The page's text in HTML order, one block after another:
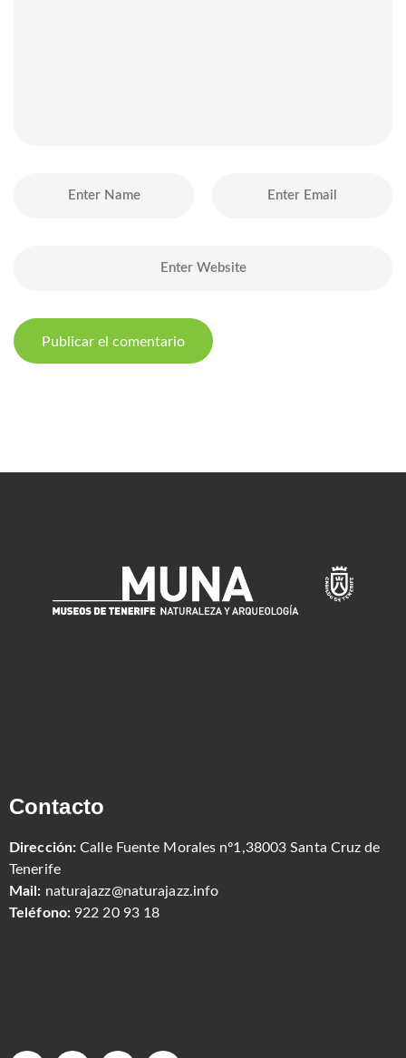
Contacto
Dirección: Calle Fuente Morales nº1,38003 Santa Cruz de
Tenerife
Mail: naturajazz@naturajazz.info
Teléfono: 922 20 93 18